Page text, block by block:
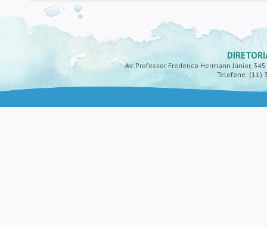
Av. Professor Frederico Hermann Júnior,
Telefone: (11)